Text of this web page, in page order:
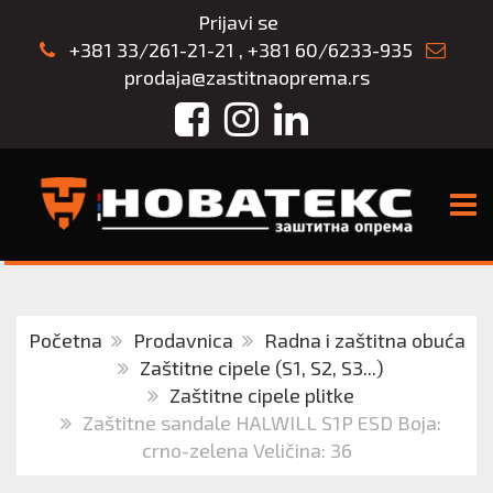
Prijavi se
+381 33/261-21-21 , +381 60/6233-935
prodaja@zastitnaoprema.rs
FacebookInstagram
LinkedIn
Početna Prodavnica
Radna i zaštitna obuća
Zaštitne cipele (S1, S2, S3...)
Zaštitne cipele plitke
Zaštitne sandale HALWILL S1P ESD Boja:
crno-zelena Veličina: 36